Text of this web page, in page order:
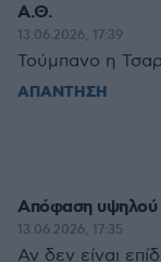
Α.Θ.
13.06.2026, 17:39
Τούμπανο η
ΑΠΑΝΤΗΣΗ
Απόφαση υψηλού
13.06.2026, 17:35
Αν δεν είναι